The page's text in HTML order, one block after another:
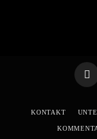
KONTAKT